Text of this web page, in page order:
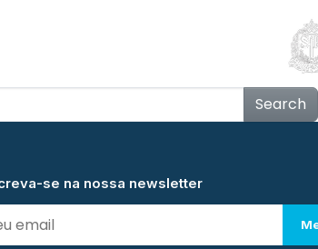
Search
se na nossa newsletter